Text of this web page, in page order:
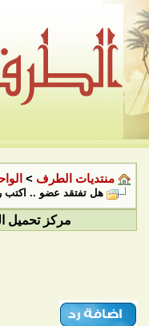
منتديات الطرف >
هل تفتقد عضو .. اكتب
مركز تحميل